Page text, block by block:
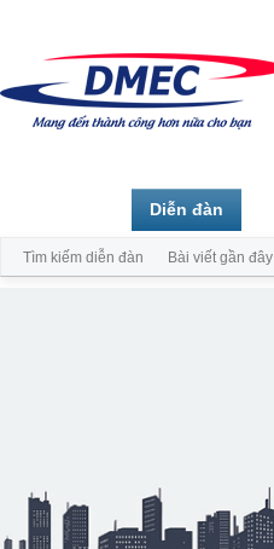
Diễn đàn
Tìm kiếm diễn đàn Bài viết gần đây